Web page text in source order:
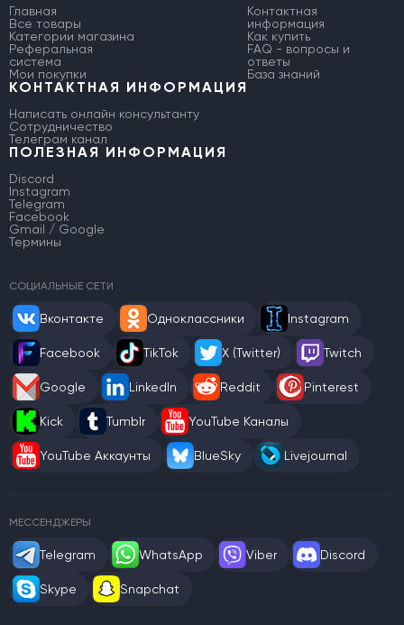
Главная
Все товары
Категории магазина
Реферальная
система
Мои покупки
Контактная
информация
Как купить
FAQ - вопросы и
ответы
База знаний
КОНТАКТНАЯ ИНФОРМАЦИЯ
Написать онлайн консультанту
Сотрудничество
Телеграм канал
ПОЛЕЗНАЯ ИНФОРМАЦИЯ
Discord
Instagram
Telegram
Facebook
Gmail / Google
Термины
СОЦИАЛЬНЫЕ СЕТИ
Вконтакте Одноклассники Instagram
Facebook TikTok X (Twitter) Twitch
Google LinkedIn Reddit Pinterest
Kick Tumblr YouTube Каналы
YouTube Аккаунты BlueSky Livejournal
МЕССЕНДЖЕРЫ
Telegram WhatsApp Viber Discord
Skype Snapchat